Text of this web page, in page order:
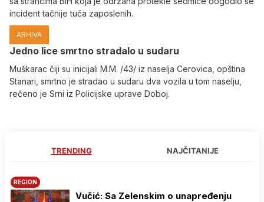
incident tačnije tuča zaposlenih.
ARHIVA
Јedno lice smrtno stradalo u sudaru
Muškarac čiji su inicijali M.M. /43/ iz naselja Cerovica, opština
Stanari, smrtno je stradao u sudaru dva vozila u tom naselju,
rečeno je Srni iz Policijske uprave Doboj.
TRENDING NAJČITANIJE
REGION
Vučić: Sa Zelenskim o unapređenju